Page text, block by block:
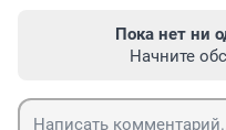
Пока нет ни
Начните